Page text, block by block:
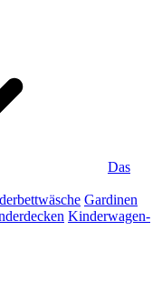
Das
Gardinen
Kinderwagen-